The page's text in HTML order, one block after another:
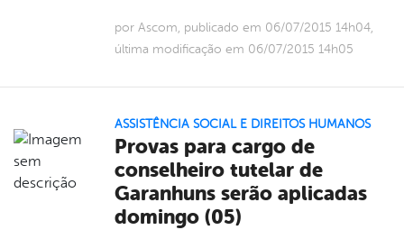
por Ascom, publicado em 06/07/2015 14h04,
última modificação em 06/07/2015 14h05
ASSISTÊNCIA SOCIAL E DIREITOS HUMANOS
Provas para cargo de
conselheiro tutelar de
Garanhuns serão aplicadas
domingo (05)